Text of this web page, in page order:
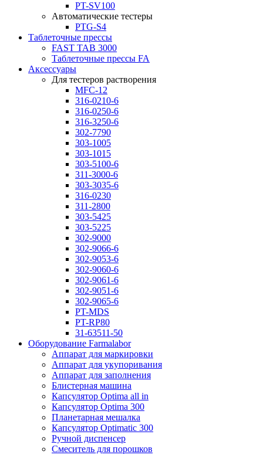
PT-SV100
Автоматические тестеры
PTG-S4
Таблеточные прессы
FAST TAB 3000
Таблеточные прессы FA
Аксессуары
Для тестеров растворения
MFC-12
316-0210-6
316-0250-6
316-3250-6
302-7790
303-1005
303-1015
303-5100-6
311-3000-6
303-3035-6
316-0230
311-2800
303-5425
303-5225
302-9000
302-9066-6
302-9053-6
302-9060-6
302-9061-6
302-9051-6
302-9065-6
PT-MDS
PT-RP80
31-63511-50
Оборудование Farmalabor
Аппарат для маркировки
Аппарат для укупоривания
Аппарат для заполнения
Блистерная машина
Капсулятор Optima all in
Капсулятор Optima 300
Планетарная мешалка
Капсулятор Optimatic 300
Ручной диспенсер
Смеситель для порошков